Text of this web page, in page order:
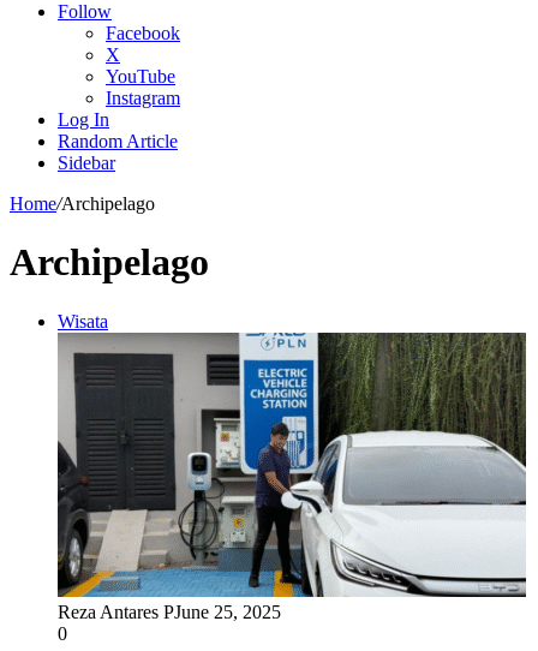
Follow
Facebook
X
YouTube
Instagram
Log In
Random Article
Sidebar
Home/Archipelago
Archipelago
Wisata
Reza Antares PJune 25, 2025
0